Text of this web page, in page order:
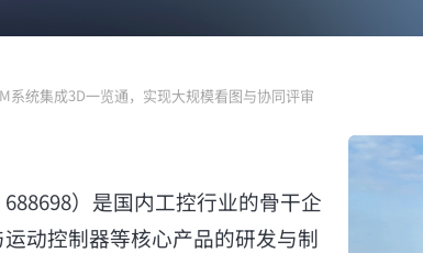
系统集成3D一览通，实现大规模看图与协同评审
688698）是国内工控行业的骨干企
动控制器等核心产品的研发与制